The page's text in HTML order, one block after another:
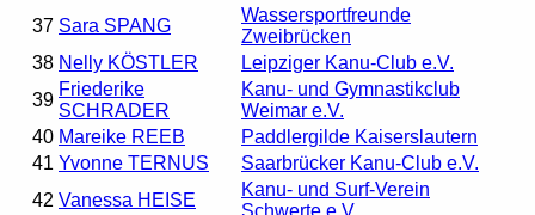
37 Sara SPANG
Wassersportfreunde
Zweibrücken
38 Nelly KÖSTLER
Leipziger Kanu-Club e.V.
39
Friederike
SCHRADER
Kanu- und Gymnastikclub
Weimar e.V.
40 Mareike REEB
Paddlergilde Kaiserslautern
41 Yvonne TERNUS
Saarbrücker Kanu-Club e.V.
42 Vanessa HEISE
Kanu- und Surf-Verein
Schwerte e.V.